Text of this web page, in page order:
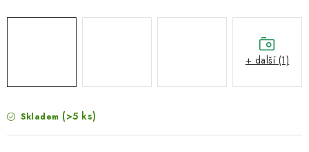
ZNAČKY
Skladem (>5 ks)
+ další (1)